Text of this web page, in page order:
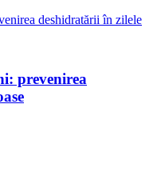
prevenirea